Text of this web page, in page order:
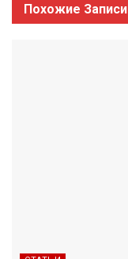
Похожие Записи